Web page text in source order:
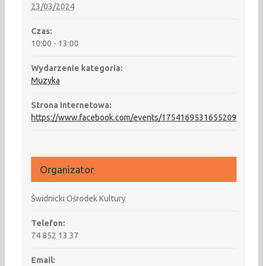
23/03/2024
Czas:
10:00 - 13:00
Wydarzenie kategoria:
Muzyka
Strona internetowa:
https://www.facebook.com/events/1754169531655209
Organizator
Świdnicki Ośrodek Kultury
Telefon:
74 852 13 37
Email: